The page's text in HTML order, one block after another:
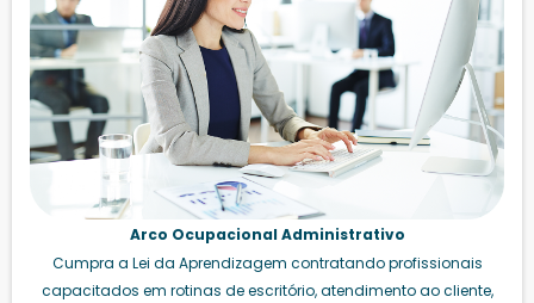
Arco Ocupacional Administrativo
Cumpra a Lei da Aprendizagem contratando profissionais
capacitados em rotinas de escritório, atendimento ao cliente,